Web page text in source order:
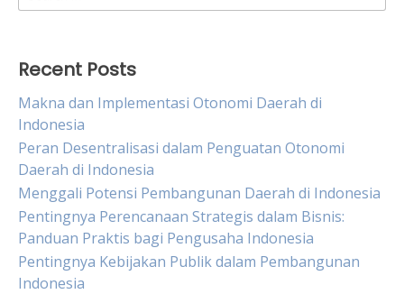
for:
Recent Posts
Makna dan Implementasi Otonomi Daerah di
Indonesia
Peran Desentralisasi dalam Penguatan Otonomi
Daerah di Indonesia
Menggali Potensi Pembangunan Daerah di Indonesia
Pentingnya Perencanaan Strategis dalam Bisnis:
Panduan Praktis bagi Pengusaha Indonesia
Pentingnya Kebijakan Publik dalam Pembangunan
Indonesia